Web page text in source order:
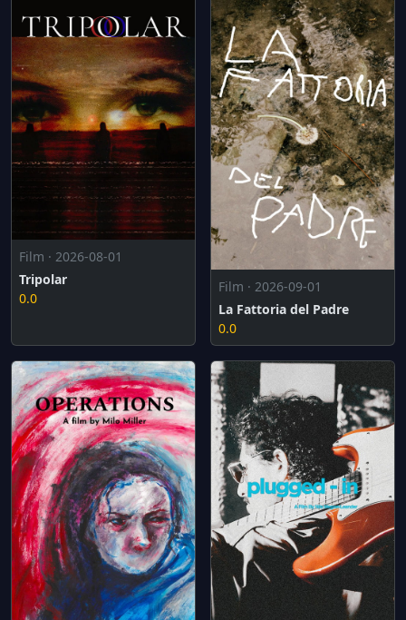
Film · 2026-08-01
Tripolar
0.0
Film · 2026-09-01
La Fattoria del Padre
0.0